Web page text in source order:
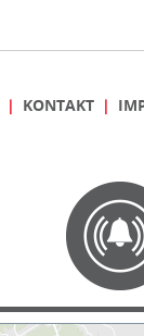
KONTAKT